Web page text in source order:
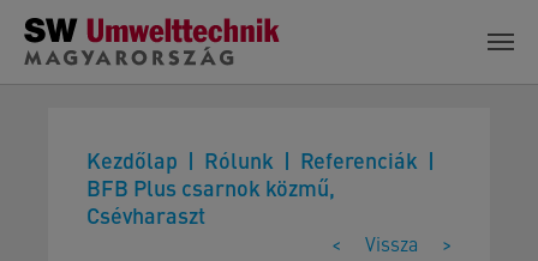
Skip to main content
Kezdőlap Rólunk
Referenciák
BFB Plus csarnok közmű,
Csévharaszt
< Vissza >